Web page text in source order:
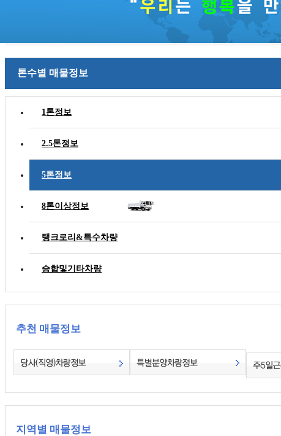
톤수별 매물정보
1톤정보
2.5톤정보
5톤정보
8톤이상정보
탱크로리&특수차량
승합및기타차량
추천 매물정보
지역별 매물정보